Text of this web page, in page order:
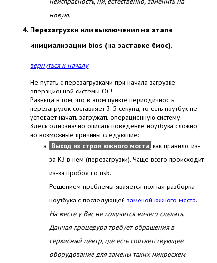
новую.
Перезагрузки или выключения на этапе
инициализации bios (на заставке биос).
вернуться к началу
Не путать с перезагрузками при начала загрузке
операционной системы ОС!
Разница в том, что в этом пункте периодичность
перезагрузок составляет 3-5 секунд, то есть ноутбук не
успевает начать загружать операционную систему.
Здесь однозначно описать поведение ноутбука сложно,
но возможные причины следующие:
Выход из строя южного моста, как правило, из-
за КЗ в нем (перезагрузки). Чаще всего происходит
из-за пробоя по usb.
Решением проблемы является полная разборка
ноутбука с последующейзаменой южного моста.
На месте у Вас не получится ничего сделать.
Данная процедура требует обращения в
сервисный центр, где есть соответствующее
оборудование для замены таких микросхем.